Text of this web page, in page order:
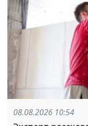
08.08.2026 10:54